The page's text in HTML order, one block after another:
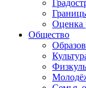
Оценка
Общество